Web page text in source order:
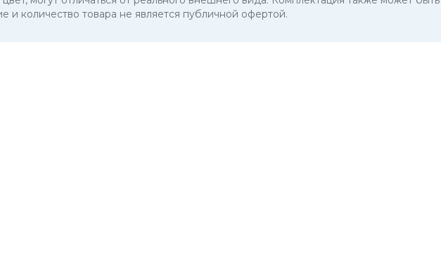
и количество товара не является публичной офертой.